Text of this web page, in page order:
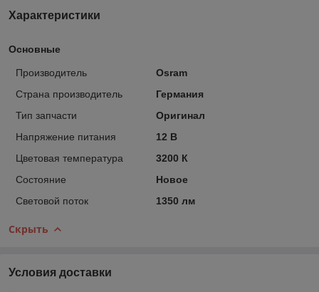
Характеристики
Основные
Производитель
Osram
Страна производитель
Германия
Тип запчасти
Оригинал
Напряжение питания
12 В
Цветовая температура
3200 К
Состояние
Новое
Световой поток
1350 лм
Скрыть
Условия доставки